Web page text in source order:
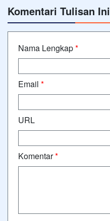
Komentari Tulisan Ini
Nama Lengkap*
Email *
URL
Komentar*